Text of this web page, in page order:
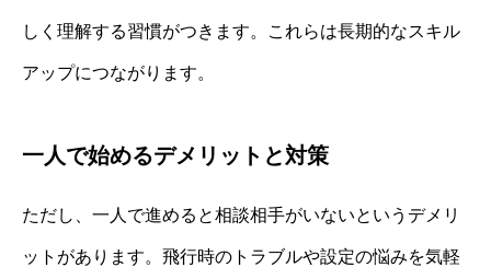
しく理解する習慣がつきます。これらは長期的なスキル
アップにつながります。
一人で始めるデメリットと対策
ただし、一人で進めると相談相手がいないというデメリ
ットがあります。飛行時のトラブルや設定の悩みを気軽